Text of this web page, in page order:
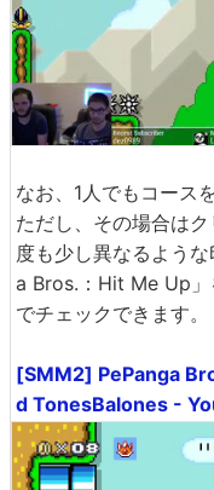
なお、1人でもコース
ただし、その場合は
度も少し異なるよう
a Bros.：Hit Me Up」
でチェックできます。
[SMM2] PePanga
d TonesBalones -